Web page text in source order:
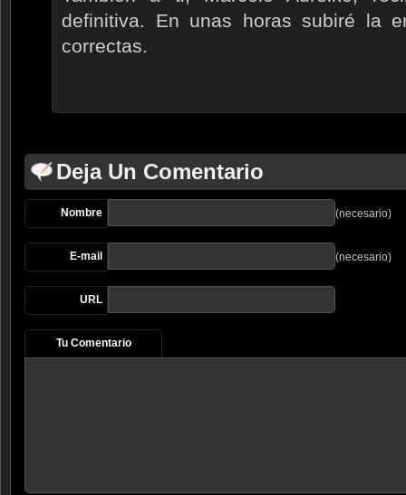
definitiva. En unas horas subiré la
correctas.
Deja Un Comentario
Nombre (necesario)
E-mail (necesario)
URL
Tu Comentario